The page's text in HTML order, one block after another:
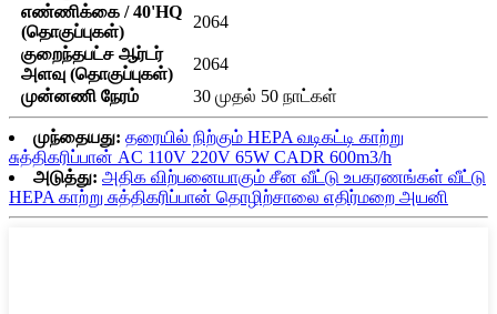
எண்ணிக்கை / 40'HQ
(தொகுப்புகள்)
2064
குறைந்தபட்ச ஆர்டர்
அளவு (தொகுப்புகள்)
2064
முன்னணி நேரம்
30 முதல் 50 நாட்கள்
முந்தையது: தரையில் நிற்கும் HEPA வடிகட்டி காற்று
சுத்திகரிப்பான் AC 110V 220V 65W CADR 600m3/h
அடுத்து: அதிக விற்பனையாகும் சீன வீட்டு உபகரணங்கள் வீட்டு
HEPA காற்று சுத்திகரிப்பான் தொழிற்சாலை எதிர்மறை அயனி